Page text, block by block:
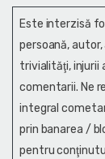
Este interzisă
persoană,
trivialităţi, injurii
comentarii. Ne
integral
prin banarea /
pentru